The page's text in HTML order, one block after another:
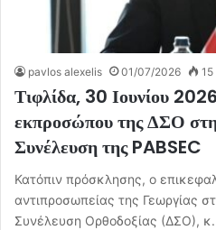
pavlos alexelis 01/07/2026 15
Τιφλίδα, 30 Ιουνίου
εκπροσώπου της ΔΣΟ
Συνέλευση της PABSEC
Κατόπιν πρόσκλησης, ο
αντιπροσωπείας της Γεωργίας
Συνέλευση Ορθοδοξίας (ΔΣΟ),